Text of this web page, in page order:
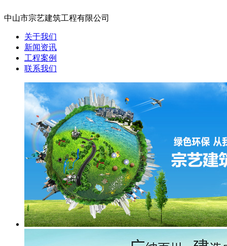
中山市宗艺建筑工程有限公司
关于我们
新闻资讯
工程案例
联系我们